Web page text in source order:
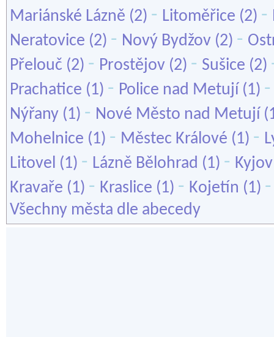
Mariánské Lázně (2) - Litoměřice (2) -
Neratovice (2) - Nový Bydžov (2) -
Přelouč (2) - Prostějov (2) - Sušice (2)
Prachatice (1) - Police nad Metují (1)
Nýřany (1) - Nové Město nad Metují
Mohelnice (1) - Městec Králové (1) -
Litovel (1) - Lázně Bělohrad (1) - Kyjov
Kravaře (1) - Kraslice (1) - Kojetín (1)
Všechny města dle abecedy